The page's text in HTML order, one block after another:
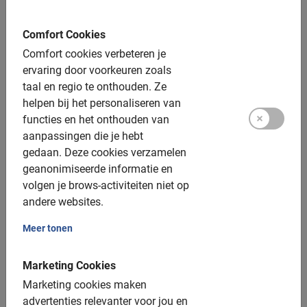
Comfort Cookies
Comfort cookies verbeteren je
ervaring door voorkeuren zoals
taal en regio te onthouden. Ze
helpen bij het personaliseren van
functies en het onthouden van
aanpassingen die je hebt
gedaan. Deze cookies verzamelen
geanonimiseerde informatie en
volgen je brows-activiteiten niet op
andere websites.
Meer tonen
Marketing Cookies
Marketing cookies maken
advertenties relevanter voor jou en
vriendelijk personeel
Gerard Schotman
9 september 2025
Fietstours in Lecce met lokale gids
De beste tours sinds 2005
Boek nu, betaal op locatie